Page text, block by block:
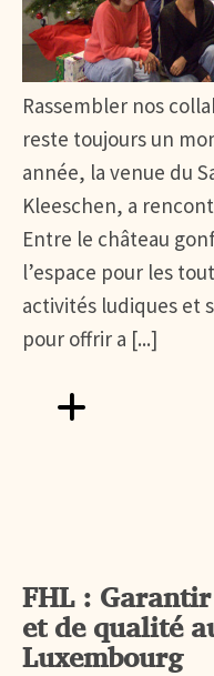
Rassembler nos
reste toujours un
année, la venue du
Kleeschen, a
Entre le château
l’espace pour les
activités ludiques et
pour offrir a [...]
Aller vers Fête
FHL :
et de qualité
Luxembourg